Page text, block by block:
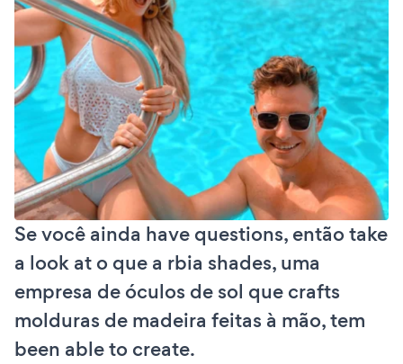
Se você ainda have questions, então take
a look at o que a rbia shades, uma
empresa de óculos de sol que crafts
molduras de madeira feitas à mão, tem
been able to create.